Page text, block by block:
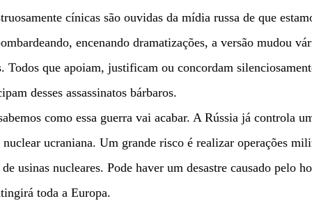
cínicas são ouvidas da mídia russa de que
encenando dramatizações, a versão mudou
Todos que apoiam, justificam ou concordam
desses assassinatos bárbaros.
como essa guerra vai acabar. A Rússia já controla
nuclear ucraniana. Um grande risco é realizar operações
usinas nucleares. Pode haver um desastre causado pelo
toda a Europa.